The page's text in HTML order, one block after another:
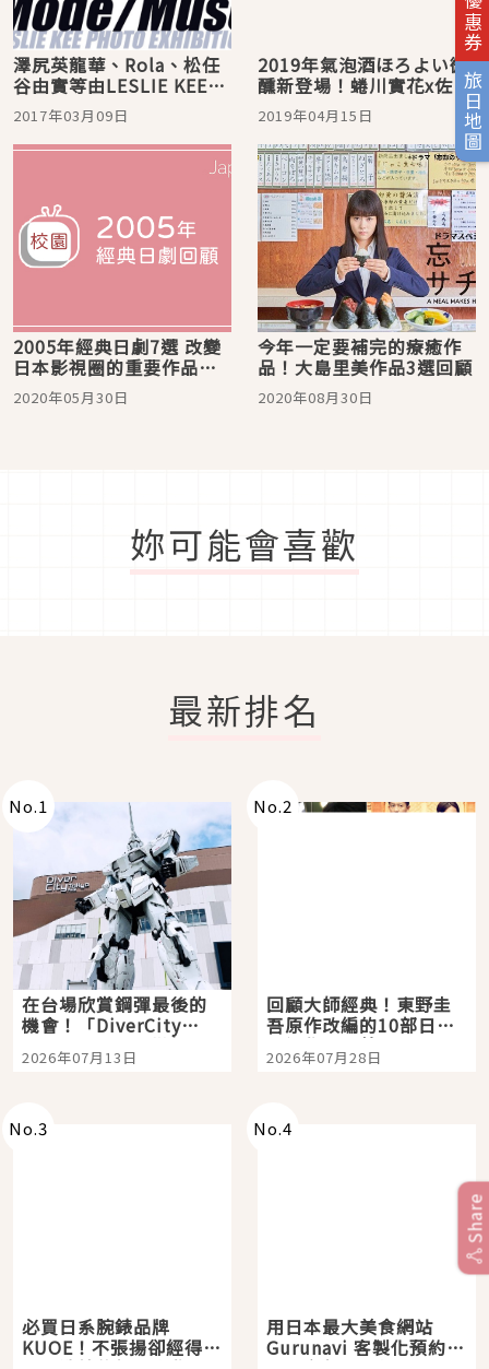
旅日地圖
澤尻英龍華、Rola、松任
谷由實等由LESLIE KEE所
拍攝約200張作品在
PARCO舉行照片展
2017年03月09日
2019年氣泡酒ほろよい微
醺新登場！蜷川實花x佐藤
健x澤尻英龍華
2019年04月15日
2005年經典日劇7選 改變
日本影視圈的重要作品你
看過了嗎？
2020年05月30日
今年一定要補完的療癒作
品！大島里美作品3選回顧
2020年08月30日
妳可能會喜歡
最新排名
No.1
在台場欣賞鋼彈最後的
機會！「DiverCity
Tokyo Plaza」搭船、
購物、美食及夜景，一
2026年07月13日
No.2
回顧大師經典！東野圭
吾原作改編的10部日本
影視作品推薦
2026年07月28日
No.3
必買日系腕錶品牌
KUOE！不張揚卻經得起
No.4
用日本最大美食網站
Gurunavi 客製化預約九
Share